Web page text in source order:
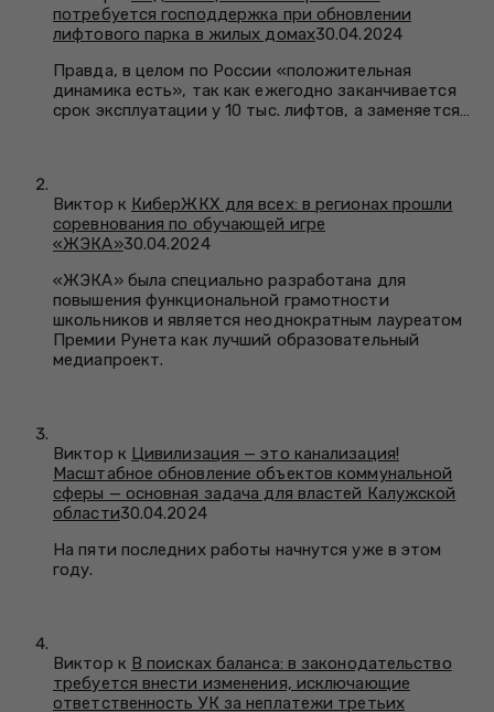
потребуется господдержка при обновлении
лифтового парка в жилых домах30.04.2024
Правда, в целом по России «положительная
динамика есть», так как ежегодно заканчивается
срок эксплуатации у 10 тыс. лифтов, а заменяется…
Виктор к КиберЖКХ для всех: в регионах прошли
соревнования по обучающей игре
«ЖЭКА»30.04.2024
«ЖЭКА» была специально разработана для
повышения функциональной грамотности
школьников и является неоднократным лауреатом
Премии Рунета как лучший образовательный
медиапроект.
Виктор к Цивилизация — это канализация!
Масштабное обновление объектов коммунальной
сферы — основная задача для властей Калужской
области30.04.2024
На пяти последних работы начнутся уже в этом
году.
Виктор к В поисках баланса: в законодательство
требуется внести изменения, исключающие
ответственность УК за неплатежи третьих